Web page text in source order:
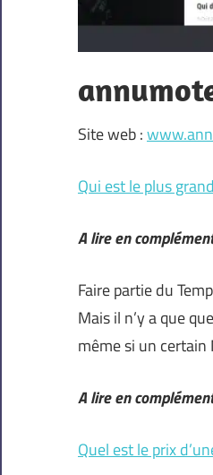
Site web :
Qui est le plus
A lire en
Faire partie du
Mais il n’y a que
même si un certain
A lire en
Quel est le prix